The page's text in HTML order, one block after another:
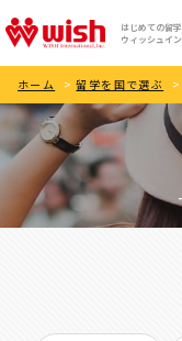
はじめての留
ウィッシュイ
ホーム > 留学を国で選ぶ >